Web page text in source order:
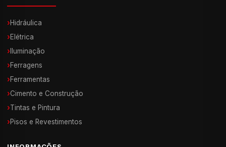
›Hidráulica
›Elétrica
› Iluminação
›Ferragens
›Ferramentas
›Cimento e Construção
›Tintas e Pintura
›Pisos e Revestimentos